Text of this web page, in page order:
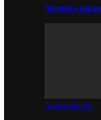
Зимние
Автозапчасти